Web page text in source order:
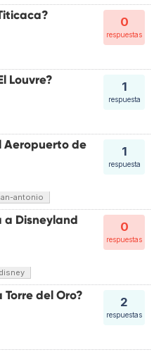
0
respuestas
1
respuesta
Louvre?
1
respuesta
Aeropuerto de
antonio
0
respuestas
Disneyland
2
respuestas
del Oro?